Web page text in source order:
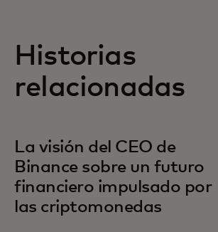
Historias
relacionadas
La visión del CEO de
Binance sobre un futuro
financiero impulsado por
las criptomonedas